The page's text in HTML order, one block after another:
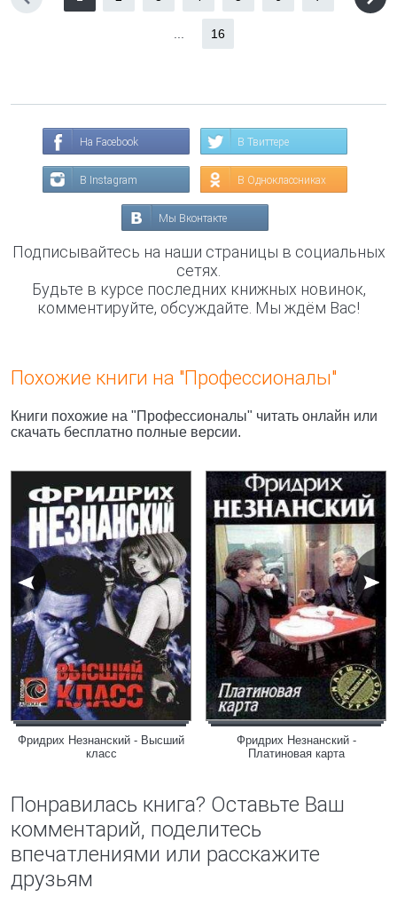
16
На Facebook В Твиттере
В Instagram В Одноклассниках
Мы Вконтакте
Подписывайтесь на наши страницы в социальных
сетях.
Будьте в курсе последних книжных новинок,
комментируйте, обсуждайте. Мы ждём Вас!
Похожие книги на "Профессионалы"
Книги похожие на "Профессионалы" читать онлайн или
скачать бесплатно полные версии.
Фридрих Незнанский - Высший
класс
Фридрих Незнанский -
Платиновая карта
Понравилась книга? Оставьте Ваш
комментарий, поделитесь
впечатлениями или расскажите
друзьям